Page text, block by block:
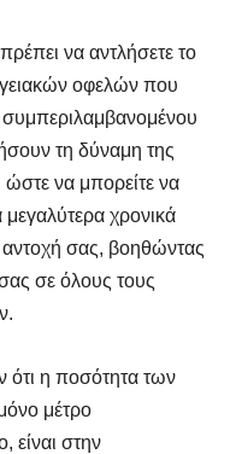
να αντλήσετε το
οφελών που
συμπεριλαμβανομένου
τη δύναμη της
να μπορείτε να
μεγαλύτερα χρονικά
αντοχή σας, βοηθώντας
σε όλους τους
ότι η ποσότητα των
μέτρο
είναι στην